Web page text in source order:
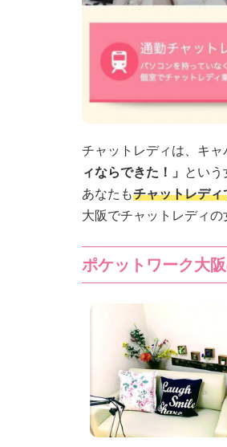
チャットレディは、キャ
ィならできた！」
という
あなたもチャットレデ
大阪でチャットレディ
ポケットワーク大